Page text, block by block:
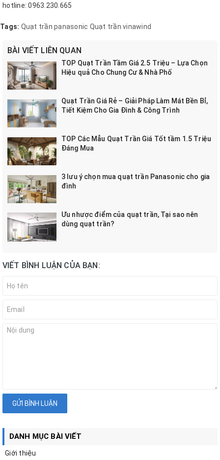
hotline: 0963.230.665
Tags: Quạt trần panasonic Quạt trần vinawind
BÀI VIẾT LIÊN QUAN
TOP Quạt Trần Tầm Giá 2.5 Triệu – Lựa Chọn
Hiệu quả Cho Chung Cư & Nhà Phố
Quạt Trần Giá Rẻ – Giải Pháp Làm Mát Bền Bỉ,
Tiết Kiệm Cho Gia Đình & Công Trình
TOP Các Mẫu Quạt Trần Giá Tốt tầm 1.5 Triệu
Đáng Mua
3 lưu ý chọn mua quạt trần Panasonic cho gia
đình
Ưu nhược điểm của quạt trần, Tại sao nên
dùng quạt trần?
VIẾT BÌNH LUẬN CỦA BẠN:
GỬI BÌNH LUẬN
DANH MỤC BÀI VIẾT
Giới thiệu